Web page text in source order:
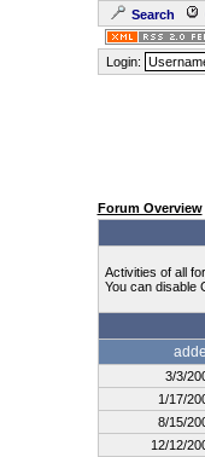
Search
Login:
Forum Overview
Activities of all
You can disable
3/3/
1/17/
8/15/
12/12/